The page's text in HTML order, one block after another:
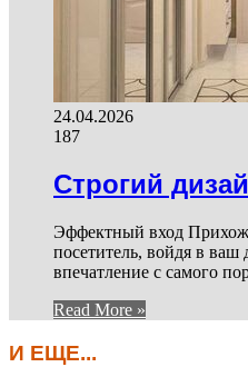
24.04.2026
187
Строгий
Эффектный вход
посетитель, войдя в ваш
впечатление с самого
Read More »
И ЕЩЕ...